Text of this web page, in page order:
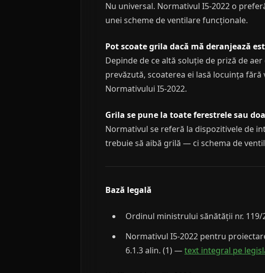
Nu universal. Normativul I5-2022 o
unei scheme de ventilare funcționale.
Pot scoate grila dacă mă deranjează
Depinde de ce altă soluție de priză de
prevăzută, scoaterea ei lasă locuința
Normativului I5-2022.
Grila se pune la toate ferestrele sau
Normativul se referă la dispozitivele de
trebuie să aibă grilă — ci schema de
Bază legală
Ordinul ministrului sănătății nr. 119/
Normativul I5-2022 pentru
6.1.3 alin. (1) —text integral pe